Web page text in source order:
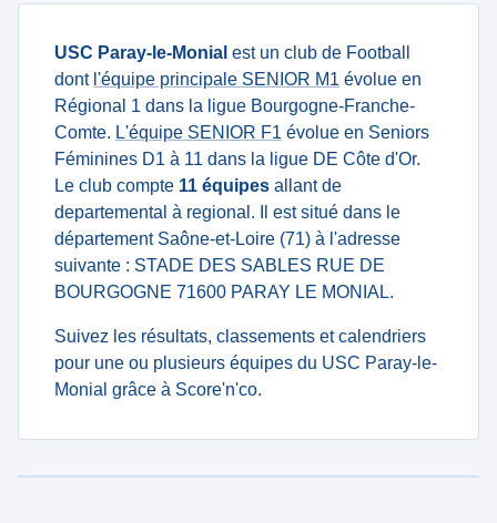
USC Paray-le-Monial est un club de Football
dont l'équipe principale SENIOR M1 évolue en
Régional 1 dans la ligue Bourgogne-Franche-
Comte. L'équipe SENIOR F1 évolue en Seniors
Féminines D1 à 11 dans la ligue DE Côte d'Or.
Le club compte 11 équipes allant de
departemental à regional. Il est situé dans le
département Saône-et-Loire (71) à l'adresse
suivante : STADE DES SABLES RUE DE
BOURGOGNE 71600 PARAY LE MONIAL.
Suivez les résultats, classements et calendriers
pour une ou plusieurs équipes du USC Paray-le-
Monial grâce à Score'n'co.